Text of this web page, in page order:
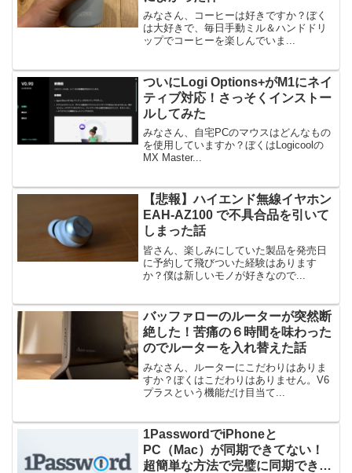
みなさん、コーヒーは好きですか？ぼく
は大好きで、毎日手動ミル＆ハンドドリ
ップでコーヒーを楽しんでいま...
ついにLogi Options+がM1にネイ
ティブ対応！さっそくインストー
ルしてみた
みなさん、自宅PCのマウスはどんなもの
を使用していますか？ぼくはLogicoolの
MX Master...
【悲報】ハイエンド無線イヤホン
EAH-AZ100 で不具合品を引いて
しまった話
皆さん、楽しみにしていた製品を発売日
に予約して飛びついた経験はあります
か？僕は新しいモノが好きなので...
バッファローのルーターが突然断
絶した！苦痛の６時間を味わった
のでルーターを入れ替えた話
みなさん、ルーターにこだわりはありま
すか？ぼくはこだわりはありません。V6
プラスという機能だけ目当て...
1PasswordでiPhoneと
PC（Mac）が同期できてない！
超簡単な方法で完璧に同期できた